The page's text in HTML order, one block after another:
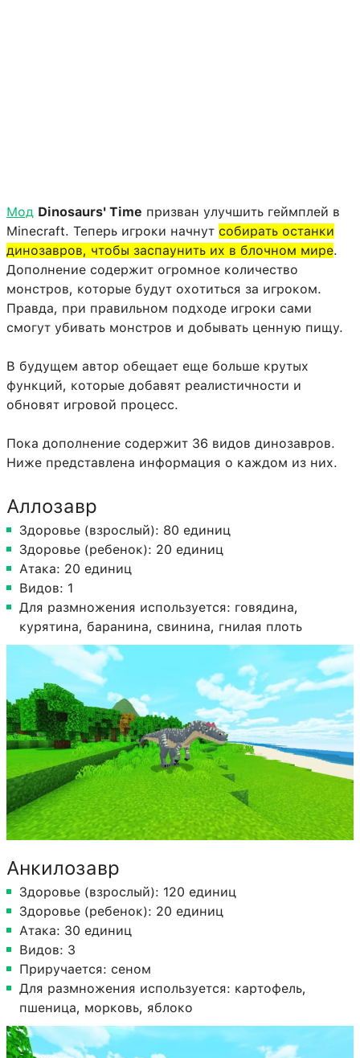
Мод Dinosaurs' Time призван улучшить геймплей в
Minecraft. Теперь игроки начнут собирать останки
динозавров, чтобы заспаунить их в блочном мире.
Дополнение содержит огромное количество
монстров, которые будут охотиться за игроком.
Правда, при правильном подходе игроки сами
смогут убивать монстров и добывать ценную пищу.
В будущем автор обещает еще больше крутых
функций, которые добавят реалистичности и
обновят игровой процесс.
Пока дополнение содержит 36 видов динозавров.
Ниже представлена информация о каждом из них.
Аллозавр
Здоровье (взрослый): 80 единиц
Здоровье (ребенок): 20 единиц
Атака: 20 единиц
Видов: 1
Для размножения используется: говядина,
курятина, баранина, свинина, гнилая плоть
Анкилозавр
Здоровье (взрослый): 120 единиц
Здоровье (ребенок): 20 единиц
Атака: 30 единиц
Видов: 3
Приручается: сеном
Для размножения используется: картофель,
пшеница, морковь, яблоко